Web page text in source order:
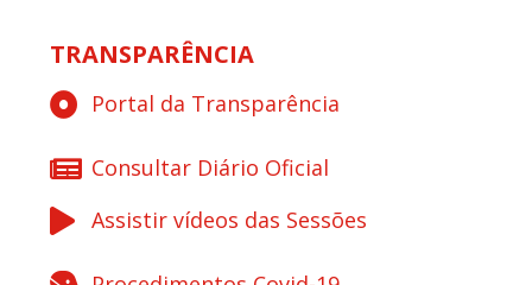
TRANSPARÊNCIA
Portal da Transparência
Consultar Diário Oficial
Assistir vídeos das Sessões